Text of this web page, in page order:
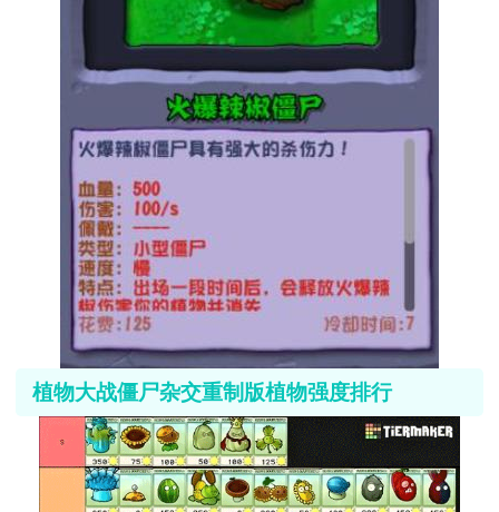
植物大战僵尸杂交重制版植物强度排行